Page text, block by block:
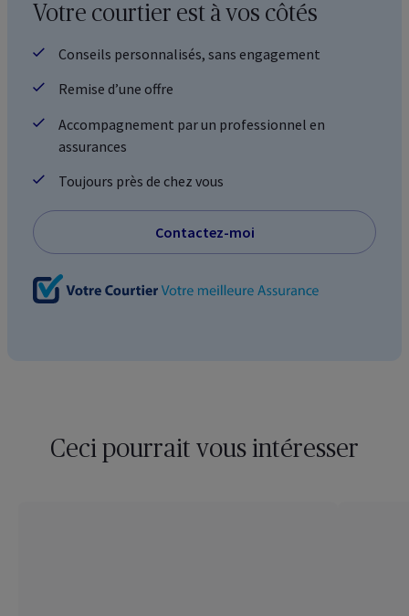
Votre courtier est à vos côtés
Conseils personnalisés, sans engagement
Remise d’une offre
Accompagnement par un professionnel en
assurances
Toujours près de chez vous
Contactez-moi
Ceci pourrait vous intéresser